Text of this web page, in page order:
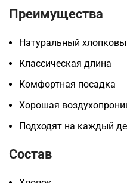
Преимущества
Натуральный
Классическая длина
Комфортная посадка
Хорошая
Подходят на каждый
Состав